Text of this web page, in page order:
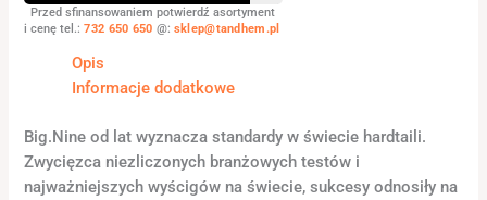
Przed sfinansowaniem potwierdź asortyment
i cenę tel.:732 650 650 @: sklep@tandhem.pl
Opis
Informacje dodatkowe
Big.Nine od lat wyznacza standardy w świecie hardtaili.
Zwycięzca niezliczonych branżowych testów i
najważniejszych wyścigów na świecie, sukcesy odnosiły na